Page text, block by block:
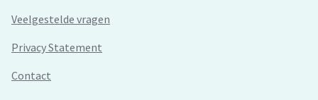
Veelgestelde vragen
Privacy Statement
Contact